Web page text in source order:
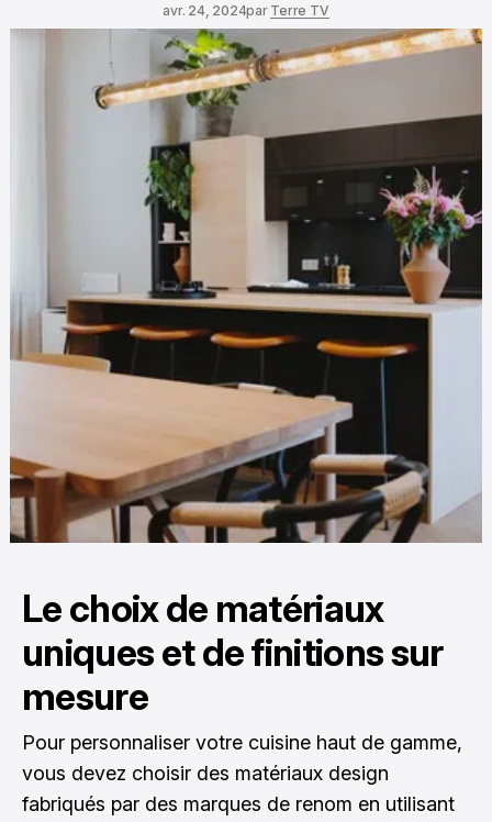
avr. 24, 2024par Terre TV
Le choix de matériaux
uniques et de finitions sur
mesure
Pour personnaliser votre cuisine haut de gamme,
vous devez choisir des matériaux design
fabriqués par des marques de renom en utilisant